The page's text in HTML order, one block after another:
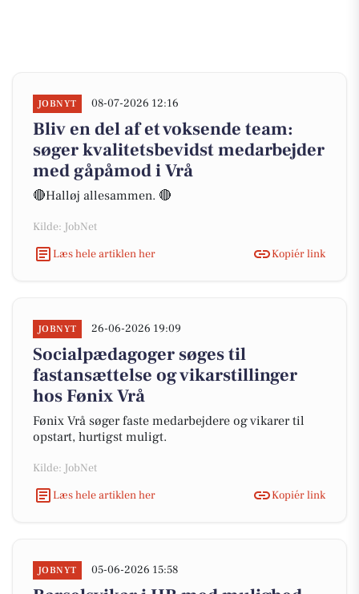
JOBNYT 08-07-2026 12:16
Bliv en del af et voksende team:
søger kvalitetsbevidst medarbejder
med gåpåmod i Vrå
🔴Halløj allesammen. 🔴
Kilde: JobNet
Læs hele artiklen her
Kopiér link
JOBNYT 26-06-2026 19:09
Socialpædagoger søges til
fastansættelse og vikarstillinger
hos Fønix Vrå
Fønix Vrå søger faste medarbejdere og vikarer til
opstart, hurtigst muligt.
Kilde: JobNet
Læs hele artiklen her
Kopiér link
JOBNYT 05-06-2026 15:58